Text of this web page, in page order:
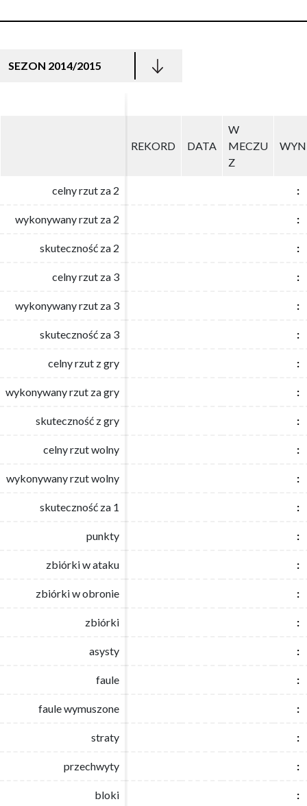
SEZON 2014/2015
REKORD DATA
W
MECZU
Z
celny rzut za 2 :
wykonywany rzut za 2 :
skuteczność za 2 :
celny rzut za 3 :
wykonywany rzut za 3 :
skuteczność za 3 :
celny rzut z gry :
wykonywany rzut za gry :
skuteczność z gry :
celny rzut wolny :
wykonywany rzut wolny :
skuteczność za 1 :
punkty :
zbiórki w ataku :
zbiórki w obronie :
zbiórki :
asysty :
faule :
faule wymuszone :
straty :
przechwyty :
bloki :
REKORD DATA
W
MECZU
Z
celny rzut za 2 :
wykonywany rzut za 2 :
skuteczność za 2 :
celny rzut za 3 :
wykonywany rzut za 3 :
skuteczność za 3 :
celny rzut z gry :
wykonywany rzut za gry :
skuteczność z gry :
celny rzut wolny :
wykonywany rzut wolny :
skuteczność za 1 :
punkty :
zbiórki w ataku :
zbiórki w obronie :
zbiórki :
asysty :
faule :
faule wymuszone :
straty :
przechwyty :
bloki :